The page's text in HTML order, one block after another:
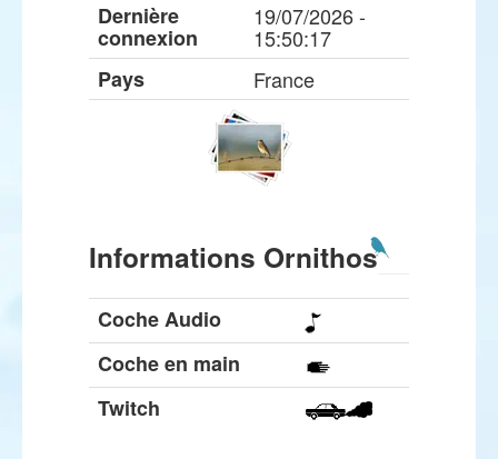
Dernière
connexion
19/07/2026 -
15:50:17
Pays
France
Informations Ornithos
Coche Audio
Coche en main
Twitch